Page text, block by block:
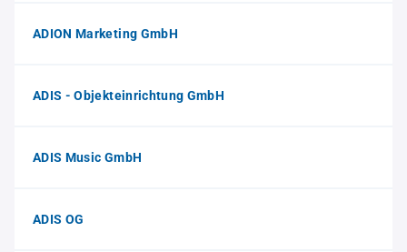
ADION Marketing GmbH
ADIS - Objekteinrichtung GmbH
ADIS Music GmbH
ADIS OG